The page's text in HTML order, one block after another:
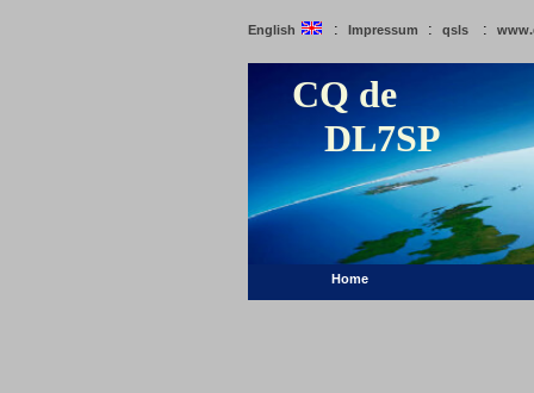
English : Impressum : qsls :
CQ de
DL7SP
Home